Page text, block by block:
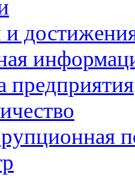
предприятия